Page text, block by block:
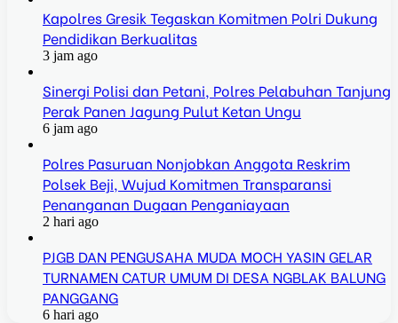
Kapolres Gresik Tegaskan Komitmen Polri Dukung
Pendidikan Berkualitas
3 jam ago
Sinergi Polisi dan Petani, Polres Pelabuhan Tanjung
Perak Panen Jagung Pulut Ketan Ungu
6 jam ago
Polres Pasuruan Nonjobkan Anggota Reskrim
Polsek Beji, Wujud Komitmen Transparansi
Penanganan Dugaan Penganiayaan
2 hari ago
PJGB DAN PENGUSAHA MUDA MOCH YASIN GELAR
TURNAMEN CATUR UMUM DI DESA NGBLAK BALUNG
PANGGANG
6 hari ago